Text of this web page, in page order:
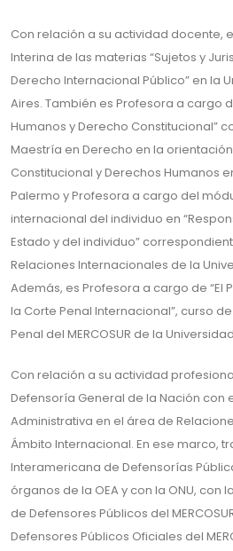
Con relación a su actividad docente,
Interina de las materias “Sujetos y
Derecho Internacional Público” en la
Aires. También es Profesora a cargo
Humanos y Derecho Constitucional”
Maestría en Derecho en la
Constitucional y Derechos Humanos
Palermo y Profesora a cargo del
internacional del individuo en
Estado y del individuo”
Relaciones Internacionales de la
Además, es Profesora a cargo de “El
la Corte Penal Internacional”, curso
Penal del MERCOSUR de la
Con relación a su actividad
Defensoría General de la Nación con
Administrativa en el área de
Ámbito Internacional. En ese marco,
Interamericana de Defensorías
órganos de la OEA y con la ONU, con
de Defensores Públicos del
Defensores Públicos Oficiales del